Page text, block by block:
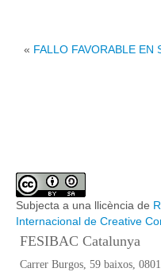
« FALLO FAVORABLE EN
Subjecta a una llicència de
Internacional de Creative
FESIBAC Catalunya
Carrer Burgos, 59 baixos,